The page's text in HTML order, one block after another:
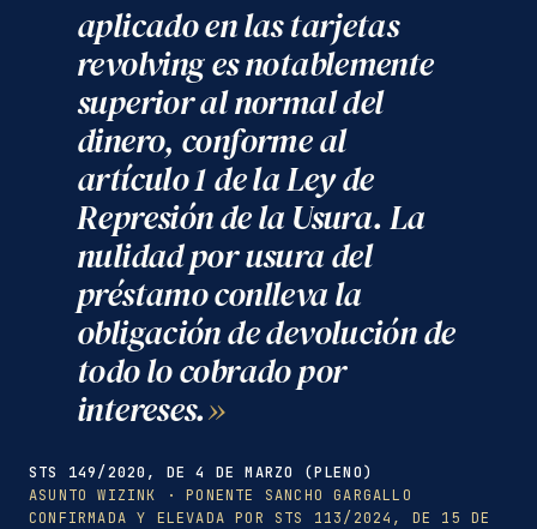
aplicado en las tarjetas
revolving es notablemente
superior al normal del
dinero, conforme al
artículo 1 de la Ley de
Represión de la Usura. La
nulidad por usura del
préstamo conlleva la
obligación de devolución de
todo lo cobrado por
intereses.
STS 149/2020, DE 4 DE MARZO (PLENO)
ASUNTO WIZINK · PONENTE SANCHO GARGALLO
CONFIRMADA Y ELEVADA POR STS 113/2024, DE 15 DE